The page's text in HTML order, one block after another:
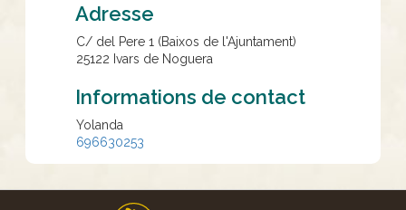
Adresse
C/ del Pere 1 (Baixos de l'Ajuntament)
25122 Ivars de Noguera
Informations de contact
Yolanda
696630253